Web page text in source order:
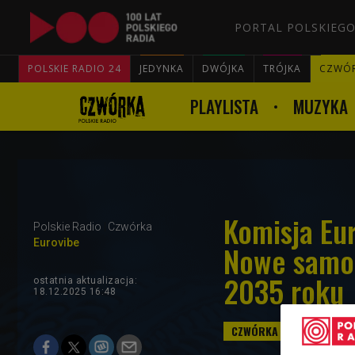
PORTAL
POLSKIE RADIO 24 JEDYNKA DWÓJKA TRÓJKA
PLAYLISTA MUZYKA
Polskie Radio
Czwórka
Eurovibe
Komisja
Nowe
2035 roku
ostatnia aktualizacja:
18.12.2025 16:48